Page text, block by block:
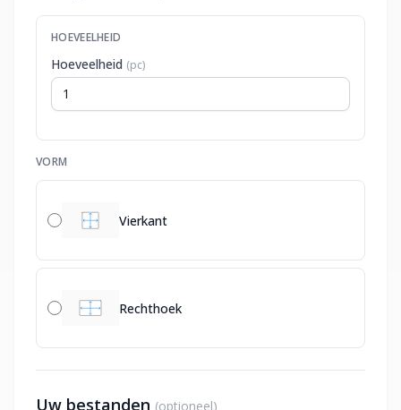
HOEVEELHEID
Hoeveelheid (pc)
VORM
Vierkant
Rechthoek
Uw bestanden (optioneel)